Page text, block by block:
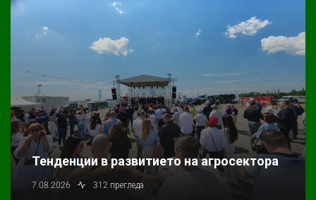
Тенденции в развитието на агросектора
7.08.2026 312 прегледа